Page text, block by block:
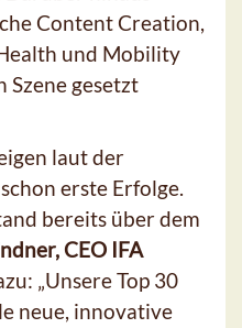
Content Creation,
und Mobility
Szene gesetzt
laut der
erste Erfolge.
bereits über dem
CEO IFA
„Unsere Top 30
neue, innovative